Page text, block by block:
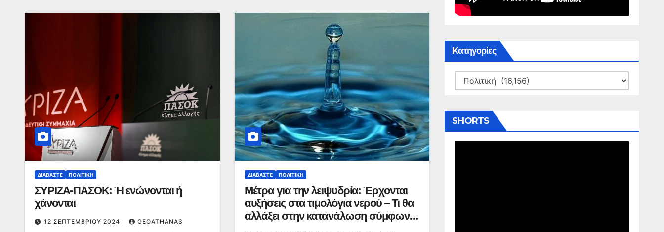
ΔΙΑΒΆΣΤΕ ΠΟΛΙΤΙΚΉ
ΣΥΡΙΖΑ-ΠΑΣΟΚ: Ή ενώνονται ή
χάνονται
12 ΣΕΠΤΕΜΒΡΊΟΥ 2024 GEOATHANAS
ΔΙΑΒΆΣΤΕ ΠΟΛΙΤΙΚΉ
Μέτρα για την λειψυδρία: Έρχονται
αυξήσεις στα τιμολόγια νερού – Τι θα
αλλάξει στην κατανάλωση σύμφωνα
με τον κ. Σκυλακάκη
Kατηγορίες
Kατηγορίες
SHORTS